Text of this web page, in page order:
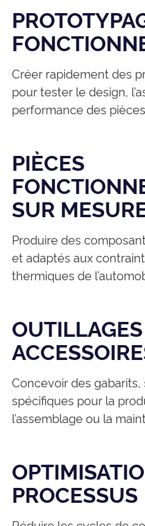
Créer rapidement des
pour tester le design,
performance des
PIÈCES
SUR
Produire des
et adaptés aux
thermiques de
Concevoir des
spécifiques pour la
l’assemblage ou la
PROCESSUS